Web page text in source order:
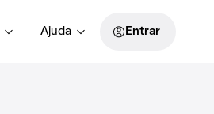
Ajuda Entrar